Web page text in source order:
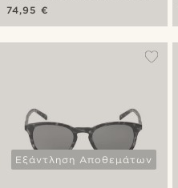
74,95 €
Εξάντληση Αποθεμάτων